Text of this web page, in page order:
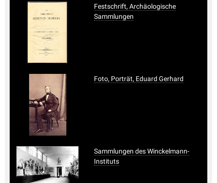
Festschrift, Archäologische
Sammlungen
Foto, Porträt, Eduard Gerhard
Sammlungen des Winckelmann-
Instituts